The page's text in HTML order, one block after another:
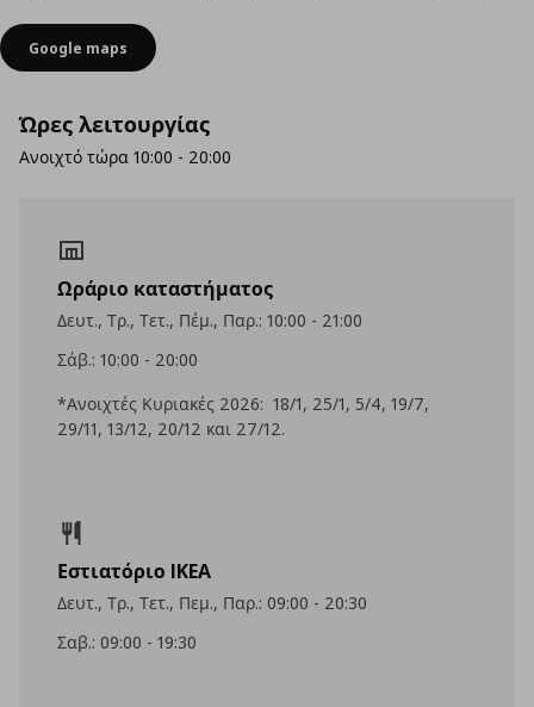
Google maps
Ώρες λειτουργίας
Ανοιχτό τώρα 10:00 - 20:00
Ωράριο καταστήματος
Δευτ., Τρ., Τετ., Πέμ., Παρ.: 10:00 - 21:00
Σάβ.: 10:00 - 20:00
*Ανοιχτές Κυριακές 2026: 18/1, 25/1, 5/4, 19/7,
29/11, 13/12, 20/12 και 27/12.
Εστιατόριο IKEA
Δευτ., Τρ., Τετ., Πεμ., Παρ.: 09:00 - 20:30
Σαβ.: 09:00 - 19:30